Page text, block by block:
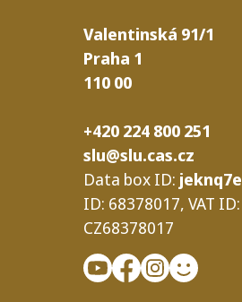
Valentinská 91/​1
Praha 1
110 00
+420 224 800 251
slu@slu.cas.cz
Data box ID: jeknq7e
ID: 68378017,VAT ID:
CZ68378017